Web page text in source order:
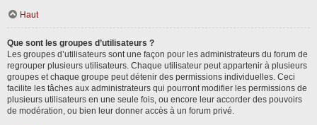
Haut
Que sont les groupes d’utilisateurs ?
Les groupes d’utilisateurs sont une façon pour les administrateurs du forum de
regrouper plusieurs utilisateurs. Chaque utilisateur peut appartenir à plusieurs
groupes et chaque groupe peut détenir des permissions individuelles. Ceci
facilite les tâches aux administrateurs qui pourront modifier les permissions de
plusieurs utilisateurs en une seule fois, ou encore leur accorder des pouvoirs
de modération, ou bien leur donner accès à un forum privé.